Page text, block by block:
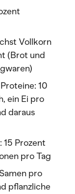
Vollkorn
(Brot und
10
ein Ei pro
daraus
Prozent
pro Tag
pro
pflanzliche